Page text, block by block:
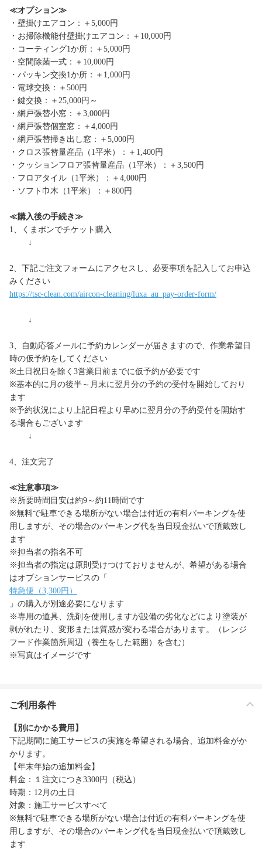
≪オプション≫
・壁掛けエアコン：＋5,000円
・お掃除機能付壁掛けエアコン：＋10,000円
・コーティング1か所：＋5,000円
・空間除菌一式：＋10,000円
・パッキン交換1か所：＋1,000円
・電球交換：＋500円
・鍵交換：＋25,000円～
・網戸張替小窓：＋3,000円
・網戸張替個室窓：＋4,000円
・網戸張替掃き出し窓：＋5,000円
・クロス張替量産品（1平米）：＋1,400円
・クッションフロア張替量産品（1平米）：＋3,500円
・フロアタイル（1平米）：＋4,000円
・ソフト巾木（1平米）：＋800円
≪購入後の手続き≫
1、くまポンでチケット購入
↓
2、下記ご注文フォームにアクセスし、必要事項を記入してお申込
みください
https://tsc-clean.com/aircon-cleaning/luxa_au_pay-order-form/
↓
3、自動応答メールに予約カレンダーが届きますので、作業希望日
時の仮予約をしてください
※土日祝日を除く3営業日前までに仮予約が必要です
※基本的に月の後半～月末に翌月分の予約の受付を開始しており
ます
※予約状況により上記日程より早めに翌月分の予約受付を開始す
る場合もございます
↓
4、注文完了
≪注意事項≫
※所要時間目安は約9～約11時間です
※無料で駐車できる場所がない場合は付近の有料パーキングを使
用しますが、その場合のパーキング代を当日現金払いで頂戴致し
ます
※担当者の指名不可
※担当者の指定は原則受けつけておりませんが、希望がある場合
はオプションサービスの「
特急便（3,300円）
」の購入が別途必要になります
※専用の道具、洗剤を使用しますが設備の劣化などにより塗装が
剥がれたり、変形または質感が変わる場合があります。（レンジ
フード作業箇所周辺（養生をした範囲）を含む）
※写真はイメージです
ご利用条件
【別にかかる費用】
下記期間に施工サービスの実施を希望される場合、追加料金がか
かります。
【年末年始の追加料金】
料金：１注文につき3300円（税込）
時期：12月の土日
対象：施工サービスすべて
※無料で駐車できる場所がない場合は付近の有料パーキングを使
用しますが、その場合のパーキング代を当日現金払いで頂戴致し
ます